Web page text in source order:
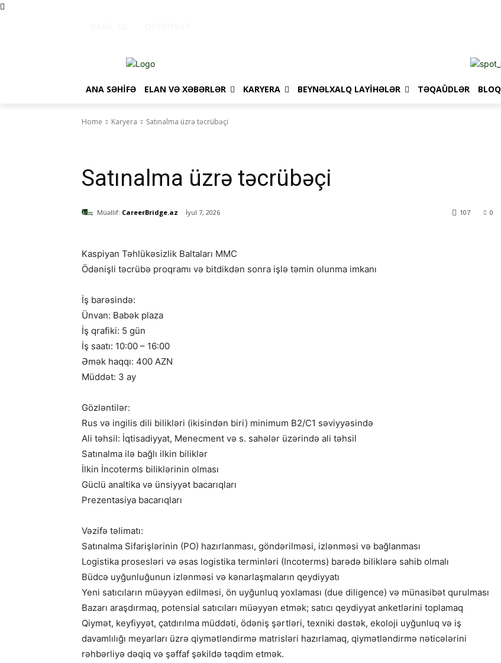
ANA SƏHIFƏ ELAN VƏ XƏBƏRLƏR KARYERA BEYNƏLXALQ LAYIHƏLƏR TƏQAÜDLƏR BLOQ
Home Karyera Satınalma üzrə təcrübəçi
Satınalma üzrə təcrübəçi
Müəllif: CareerBridge.az İyul 7, 2026 0
107
Kaspiyan Təhlükəsizlik Baltaları MMC
Ödənişli təcrübə proqramı və bitdikdən sonra işlə təmin olunma imkanı
İş barəsində:
Ünvan: Babək plaza
İş qrafiki: 5 gün
İş saatı: 10:00 – 16:00
Əmək haqqı: 400 AZN
Müddət: 3 ay
Gözləntilər:
Rus və ingilis dili bilikləri (ikisindən biri) minimum B2/C1 səviyyəsində
Ali təhsil: İqtisadiyyat, Menecment və s. sahələr üzərində ali təhsil
Satınalma ilə bağlı ilkin biliklər
İlkin İncoterms biliklərinin olması
Güclü analtika və ünsiyyət bacarıqları
Prezentasiya bacarıqları
Vəzifə təlimatı:
Satınalma Sifarişlərinin (PO) hazırlanması, göndərilməsi, izlənməsi və bağlanması
Logistika prosesləri və əsas logistika terminləri (Incoterms) barədə biliklərə sahib olmalı
Büdcə uyğunluğunun izlənməsi və kənarlaşmaların qeydiyyatı
Yeni satıcıların müəyyən edilməsi, ön uyğunluq yoxlaması (due diligence) və münasibət qurulması
Bazarı araşdırmaq, potensial satıcıları müəyyən etmək; satıcı qeydiyyat anketlərini toplamaq
Qiymət, keyfiyyət, çatdırılma müddəti, ödəniş şərtləri, texniki dəstək, ekoloji uyğunluq və iş
davamlılığı meyarları üzrə qiymətləndirmə matrisləri hazırlamaq, qiymətləndirmə nəticələrini
rəhbərliyə dəqiq və şəffaf şəkildə təqdim etmək.